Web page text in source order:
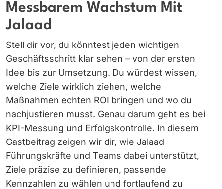
Messbarem Wachstum Mit
Jalaad
Stell dir vor, du könntest jeden wichtigen
Geschäftsschritt klar sehen – von der ersten
Idee bis zur Umsetzung. Du würdest wissen,
welche Ziele wirklich ziehen, welche
Maßnahmen echten ROI bringen und wo du
nachjustieren musst. Genau darum geht es bei
KPI-Messung und Erfolgskontrolle. In diesem
Gastbeitrag zeigen wir dir, wie Jalaad
Führungskräfte und Teams dabei unterstützt,
Ziele präzise zu definieren, passende
Kennzahlen zu wählen und fortlaufend zu